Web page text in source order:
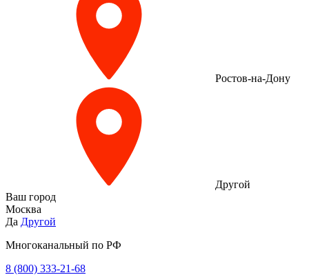
Ростов-на-Дону
Другой
Ваш город
Москва
Да Другой
Многоканальный по РФ
8 (800) 333‑21-68